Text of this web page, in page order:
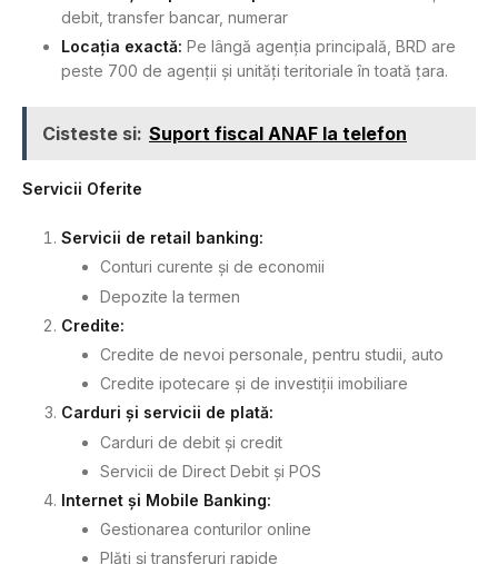
debit, transfer bancar, numerar
Locația exactă: Pe lângă agenția principală, BRD are
peste 700 de agenții și unități teritoriale în toată țara.
Cisteste si: Suport fiscal ANAF la telefon
Servicii Oferite
Servicii de retail banking:
Conturi curente și de economii
Depozite la termen
Credite:
Credite de nevoi personale, pentru studii, auto
Credite ipotecare și de investiții imobiliare
Carduri și servicii de plată:
Carduri de debit și credit
Servicii de Direct Debit și POS
Internet și Mobile Banking:
Gestionarea conturilor online
Plăți și transferuri rapide